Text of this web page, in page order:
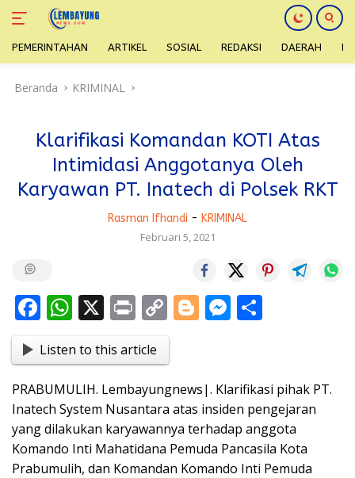
PEMERINTAHAN ARTIKEL SOSIAL REDAKSI DAERAH
Beranda KRIMINAL
Klarifikasi Komandan KOTI Atas
Intimidasi Anggotanya Oleh
Karyawan PT. Inatech di Polsek RKT
Rasman Ifhandi - KRIMINAL
Februari 5, 2021
F
e
b
o
o
k
W
at
s
A
p
p
X Pr
t
C
o
p
y
Li
n
k
Bl
g
er
M
e
n
g
er
e
Listen to this article
PRABUMULIH. Lembayungnews|. Klarifikasi pihak PT.
Inatech System Nusantara atas insiden pengejaran
yang dilakukan karyawannya terhadap anggota
Komando Inti Mahatidana Pemuda Pancasila Kota
Prabumulih, dan Komandan Komando Inti Pemuda